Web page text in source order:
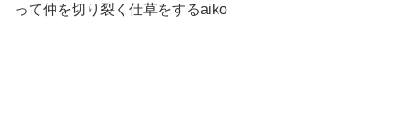
って仲を切り裂く仕草をするaiko